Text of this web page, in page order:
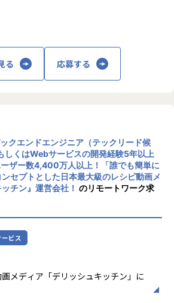
ーサクセスに挑戦するメンバー
へキャリアチェンジ
部 マッチングシステムGは、10名の
す。
なく、PdM、セールス、CS、それぞ
ブプロ
開発から入り、調査や開発メインで
体制やスケジュールの管理（フォロ
です。
ディア） 機能改善、保守開発
他プロパー
） Ruby、Javascript （Node.js/N
AWS
あり
ービス会社様＞
開発
ロボットアドバイザリーなど、toB
10数名、当社PM 1名
FW AWS
ガバンク）＞
・運用
新保証システム（提携先銀行の保証
働の有無： 有（月平均20時間）
る 応募する
クエンドエンジニア（テックリード候
しくはWebサービスの開発経験5年以上
ザー数4,400万人以上！「誰でも簡単に
セプトとした日本最大級のレシピ動画メ
チン』運営会社！ のリモートワーク求
ビス
メディア「デリッシュキッチン」に